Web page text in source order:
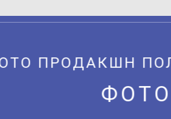
ПРОДАКШН
ФОТО